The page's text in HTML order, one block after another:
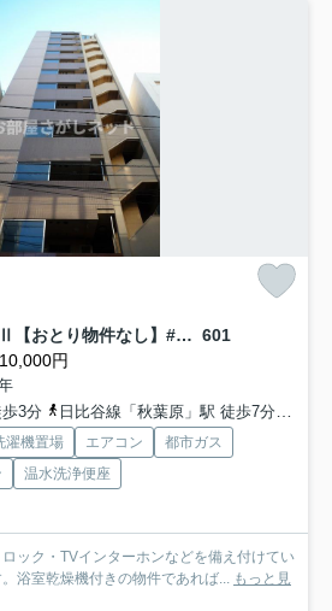
メインステージ東神田Ⅱ【おとり物件なし】#学生・社会人にオススメ！初期費用分割払いOK！ 601
円
3分
日比谷線「秋葉原」駅 徒歩7分
濯機置場 エアコン
都市ガス
温水洗浄便座
ック・TVインターホンなどを備え付けてい
浴室乾燥機付きの物件であれば... もっと見